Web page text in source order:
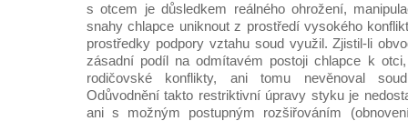
s otcem je důsledkem reálného ohrožení,
snahy chlapce uniknout z prostředí vysokého
prostředky podpory vztahu soud využil. Zjistil-li
zásadní podíl na odmítavém postoji chlapce k
rodičovské konflikty, ani tomu nevěnoval
Odůvodnění takto restriktivní úpravy styku je
ani s možným postupným rozšiřováním